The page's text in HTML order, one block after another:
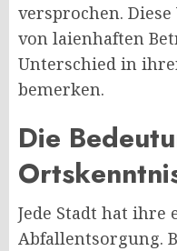
versprochen.
von laienhaften
Unterschied in
bemerken.
Die
Jede Stadt hat ihre
Abfallentsorgung.